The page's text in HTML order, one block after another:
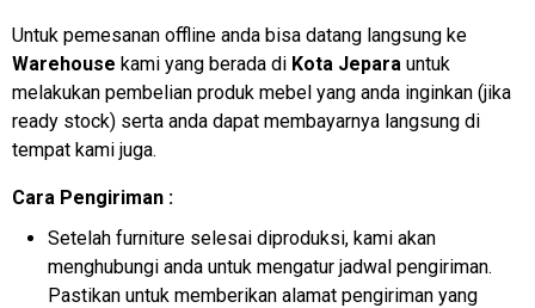
Untuk pemesanan offline anda bisa datang langsung ke
Warehouse kami yang berada di Kota Jepara untuk
melakukan pembelian produk mebel yang anda inginkan (jika
ready stock) serta anda dapat membayarnya langsung di
tempat kami juga.
Cara Pengiriman :
Setelah furniture selesai diproduksi, kami akan
menghubungi anda untuk mengatur jadwal pengiriman.
Pastikan untuk memberikan alamat pengiriman yang